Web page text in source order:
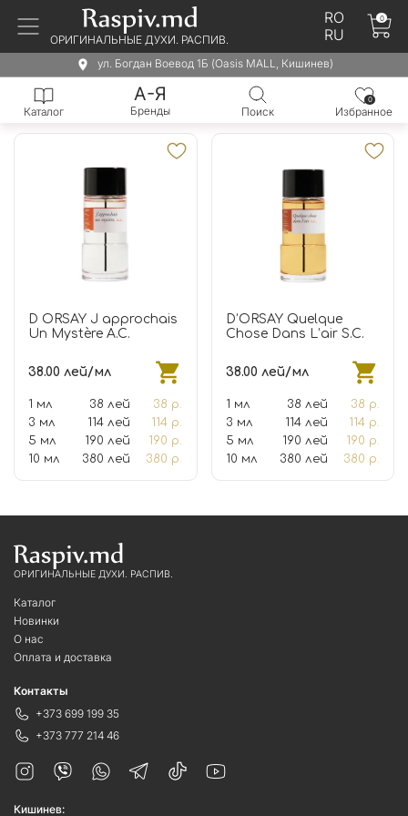
ОРИГИНАЛЬНЫЕ ДУХИ. РАСПИВ.
RO
RU
0
ул. Богдан Воевод 1Б (Oasis MALL, Кишинев)
Каталог
А-Я
Бренды Поиск
0
Избранное
D ORSAY J approchais
Un Mystère A.C.
38.00 лей/мл
1 мл 38 лей
38 р.
3 мл
114 лей
114 р.
5 мл
190 лей
190 р.
10 мл
380 лей 380 р.
D’ORSAY Quelque
Chose Dans L’air S.C.
38.00 лей/мл
1 мл 38 лей
38 р.
3 мл
114 лей
114 р.
5 мл
190 лей
190 р.
10 мл
380 лей 380 р.
ОРИГИНАЛЬНЫЕ ДУХИ. РАСПИВ.
Каталог
Новинки
О нас
Оплата и доставка
Контакты
+373 699 199 35
+373 777 214 46
Кишинев: